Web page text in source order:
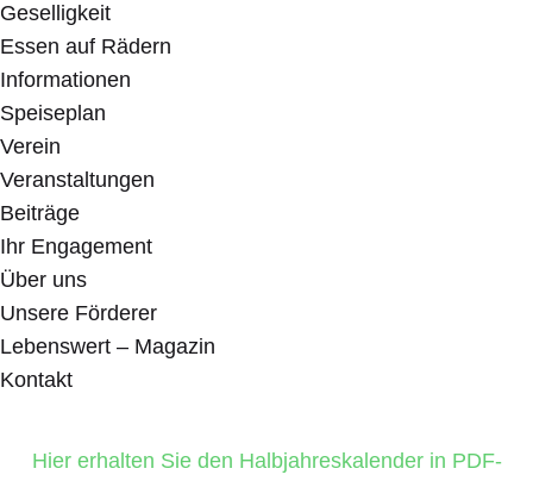
Geselligkeit
Essen auf Rädern
Informationen
Speiseplan
Verein
Veranstaltungen
Beiträge
Ihr Engagement
Über uns
Unsere Förderer
Lebenswert – Magazin
Kontakt
Hier erhalten Sie den Halbjahreskalender in PDF-